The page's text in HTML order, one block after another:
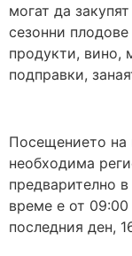
могат да
сезонни
продукти, вино,
подправки,
Посещението на
необходима
предварително
време е от
последния ден,